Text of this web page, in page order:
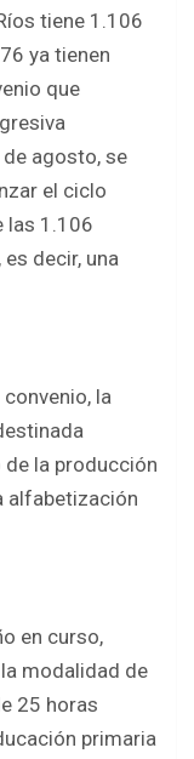
tiene 1.106
ya tienen
que
agosto, se
el ciclo
las 1.106
decir, una
la
la producción
alfabetización
en curso,
modalidad de
25 horas
primaria